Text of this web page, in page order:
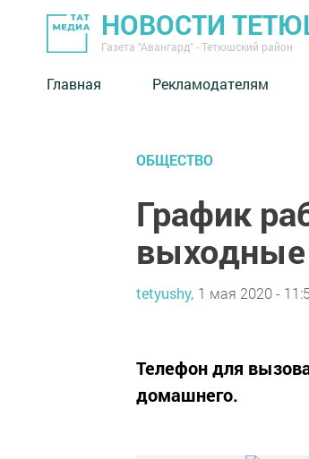
НОВОСТИ
Газета "Авангард" - Тетюшский район
Главная Рекламодателям
ОБЩЕСТВО
График
выходные
tetyushy, 1 мая 2020 -
Телефон для
домашнего.